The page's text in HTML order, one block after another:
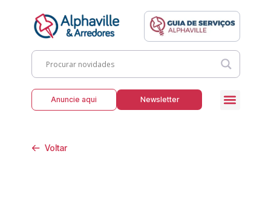
Anuncie aqui Newsletter
Voltar